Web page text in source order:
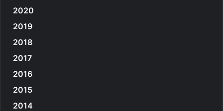
2020
2019
2018
2017
2016
2015
2014